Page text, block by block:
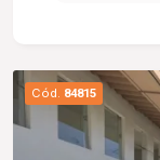
banheiros e
higiênica;
concertina e
Cód. 84815